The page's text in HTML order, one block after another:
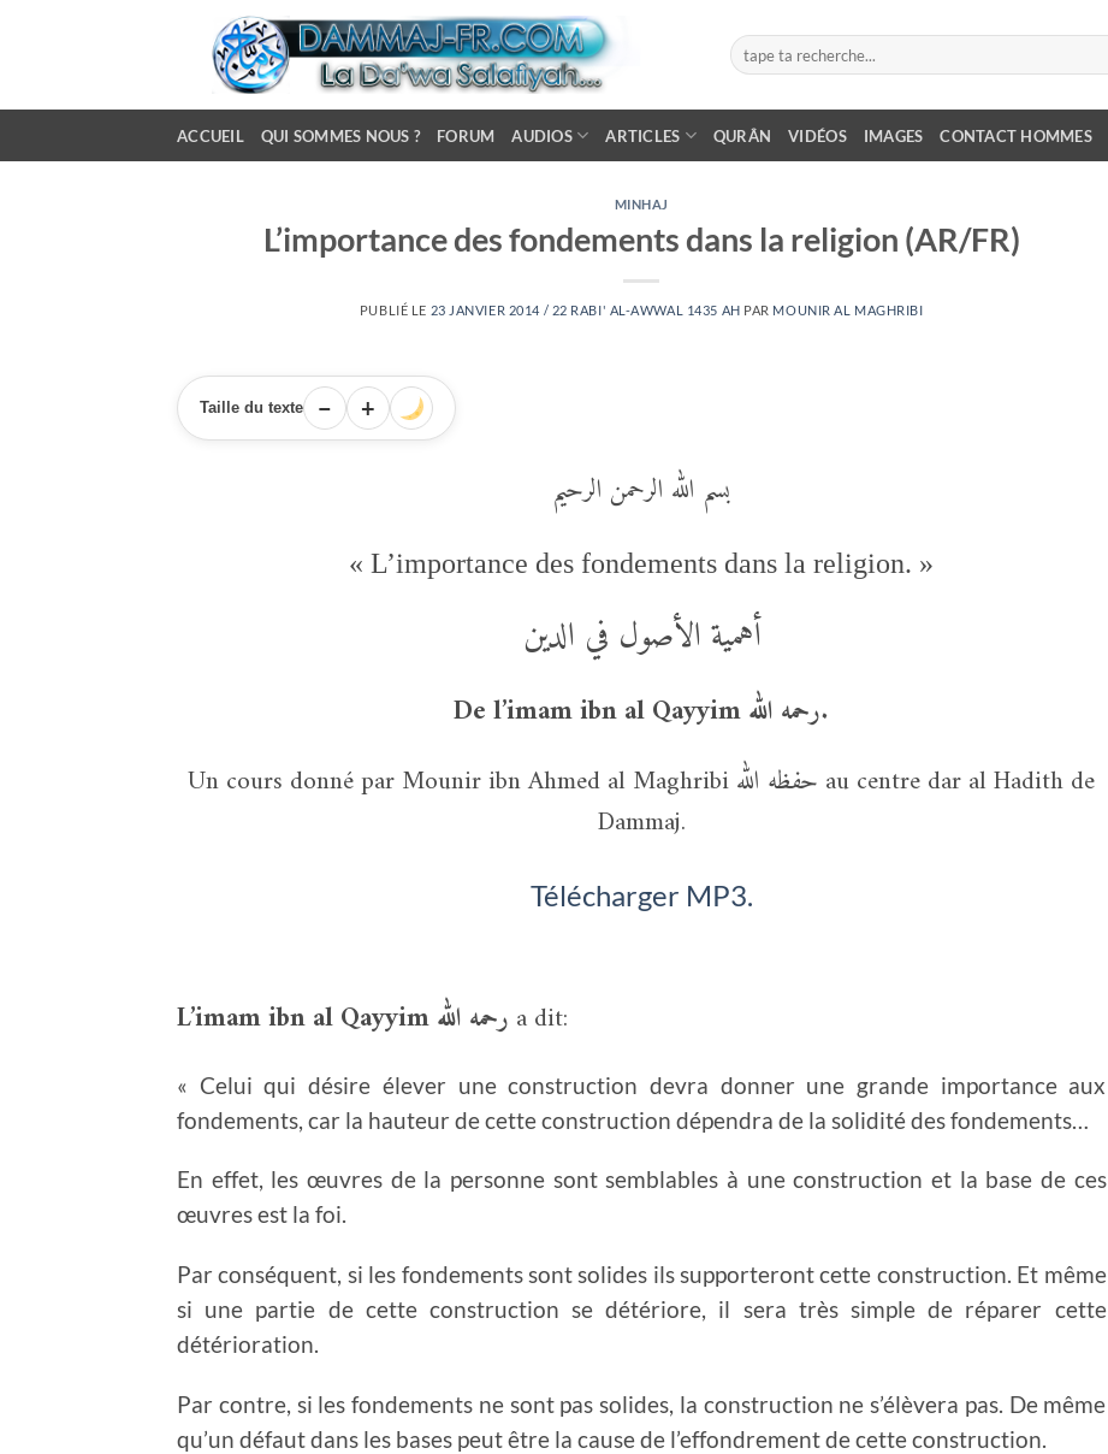
ACCUEIL QUI SOMMES NOUS ? FORUM AUDIOS ARTICLES QURÂN VIDÉOS IMAGES CONTACT HOMMES
MINHAJ
L’importance des fondements dans la religion (AR/FR)
PUBLIÉ LE 23 JANVIER 2014 / 22 RABI' AL-AWWAL 1435 AH PAR MOUNIR AL MAGHRIBI
Taille du texte − +
بسم الله الرحمن الرحيم
« L’importance des fondements dans la religion. »
أهمية الأصول في الدين
De l’imam ibn al Qayyim رحمه الله.
Un cours donné par Mounir ibn Ahmed al Maghribi حفظه الله au centre dar al Hadith de
Dammaj.
Télécharger MP3.
L’imam ibn al Qayyim رحمه الله a dit:
« Celui qui désire élever une construction devra donner une grande importance aux
fondements, car la hauteur de cette construction dépendra de la solidité des fondements…
En effet, les œuvres de la personne sont semblables à une construction et la base de ces
œuvres est la foi.
Par conséquent, si les fondements sont solides ils supporteront cette construction. Et même
si une partie de cette construction se détériore, il sera très simple de réparer cette
détérioration.
Par contre, si les fondements ne sont pas solides, la construction ne s’élèvera pas. De même
qu’un défaut dans les bases peut être la cause de l’effondrement de cette construction.